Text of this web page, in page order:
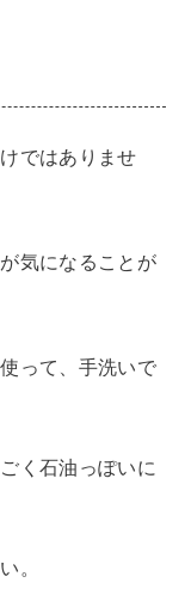
ではありませ
気になることが
って、手洗いで
く石油っぽいに
。